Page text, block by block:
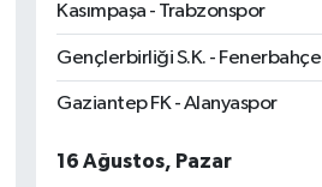
Kasımpaşa - Trabzonspor
Gençlerbirliği S.K. - Fenerbahçe
Gaziantep FK - Alanyaspor
16 Ağustos, Pazar